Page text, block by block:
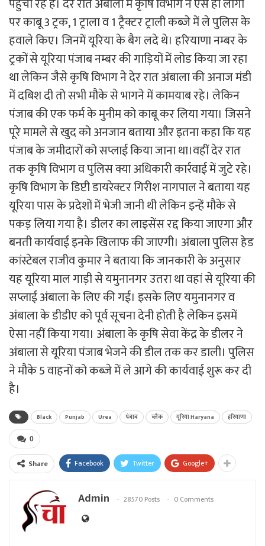
पहुंचा रहे हैं। देर रात अंबाला में कृषि विभाग ने ऐसे ही लोगों
पर काबू 3 ट्रक, 1 ट्राला व 1 ट्रैक्टर ट्राली कब्जे में ले पुलिस के
हवाले किए। जिनमें यूरिया के बैग लदे थे। हरियाणा नम्बर के
ट्रकों से यूरिया पंजाब नम्बर की गाड़ियों में लोड किया जा रहा
था लेकिन जैसे कृषि विभाग ने देर रात अंबाला की अनाज मंडी
में दबिश दी तो सभी मौके से भागने में कामयाब रहे। लेकिन
पंजाब की एक फर्म के मुनीम को काबू कर लिया गया। जिसने
पूरे मामले से खुद को अनजान बताया और इतना कहा कि यह
पंजाब के जमीदारों को सप्लाई किया जाना था।वहीं देर रात
तक कृषि विभाग व पुलिस क्या अधिकारी कार्रवाई में जुटे रहे।
कृषि विभाग के डिप्टी डायरेक्टर गिरीश नागपाल ने बताया यह
यूरिया पास के प्रदेशों में भेजी जानी थी लेकिन इन्हें मौके से
पकड़ लिया गया है। डीलर का लाइसेंस रद्द किया जाएगा और
बनती कार्यवाई इनके खिलाफ की जाएगी। अंबाला पुलिस हेड
कांस्टेबल राजीव कुमार ने बताया कि जानकारी के अनुसार
यह यूरिया माल गाड़ी से यमुनानगर उतरा था वहां से यूरिया की
सप्लाई अंबाला के लिए की गई। इसके लिए यमुनानगर व
अंबाला के डीडीए को पूर्व सूचना देनी होती है लेकिन इसमें
ऐसा नहीं किया गया। अंबाला के कृषि सेवा केंद्र के डीलर ने
अंबाला से यूरिया पंजाब भेजने की डील तक कर डाली। पुलिस
ने मौके 5 वाहनों को कब्जे में ले आगे की कार्यवाई शुरू कर दी
है।
Black Punjab Urea पंजाब ब्लैक यूरिया Haryana हरियाणा
0
Share Facebook Twitter Google+
Admin 28570 Posts 0 Comments